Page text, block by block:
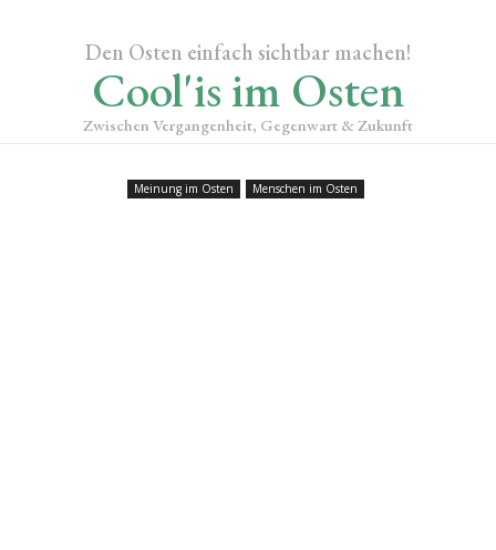
Den Osten einfach sichtbar machen!
Cool'is im Osten
Zwischen Vergangenheit, Gegenwart & Zukunft
Meinung im Osten Menschen im Osten